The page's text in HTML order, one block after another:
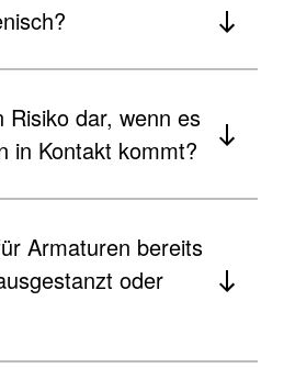
Risiko dar, wenn es
in Kontakt kommt?
Armaturen bereits
oder